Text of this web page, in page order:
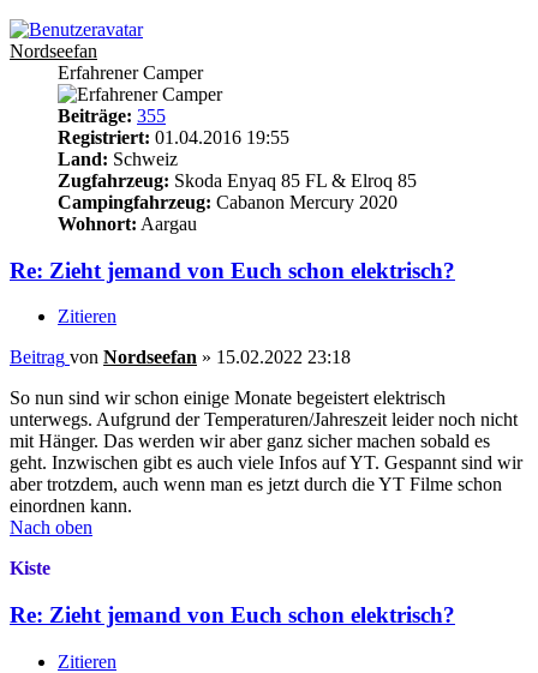
Nordseefan
Erfahrener Camper
Beiträge: 355
Registriert: 01.04.2016 19:55
Land: Schweiz
Zugfahrzeug: Skoda Enyaq 85 FL & Elroq 85
Campingfahrzeug: Cabanon Mercury 2020
Wohnort: Aargau
Re: Zieht jemand von Euch schon elektrisch?
Zitieren
Beitrag von Nordseefan » 15.02.2022 23:18
So nun sind wir schon einige Monate begeistert elektrisch
unterwegs. Aufgrund der Temperaturen/Jahreszeit leider noch nicht
mit Hänger. Das werden wir aber ganz sicher machen sobald es
geht. Inzwischen gibt es auch viele Infos auf YT. Gespannt sind wir
aber trotzdem, auch wenn man es jetzt durch die YT Filme schon
einordnen kann.
Nach oben
Kiste
Re: Zieht jemand von Euch schon elektrisch?
Zitieren